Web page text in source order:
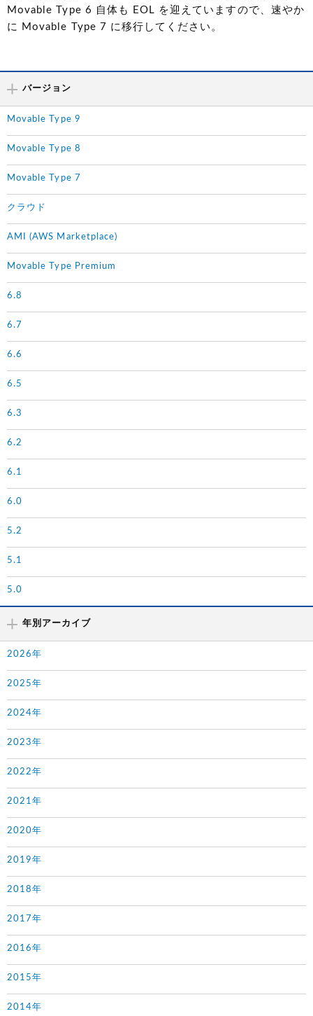
Movable Type 6 自体も EOL を迎えていますので、速やか
に Movable Type 7 に移行してください。
バージョン
Movable Type 9
Movable Type 8
Movable Type 7
クラウド
AMI (AWS Marketplace)
Movable Type Premium
6.8
6.7
6.6
6.5
6.3
6.2
6.1
6.0
5.2
5.1
5.0
年別アーカイブ
2026年
2025年
2024年
2023年
2022年
2021年
2020年
2019年
2018年
2017年
2016年
2015年
2014年